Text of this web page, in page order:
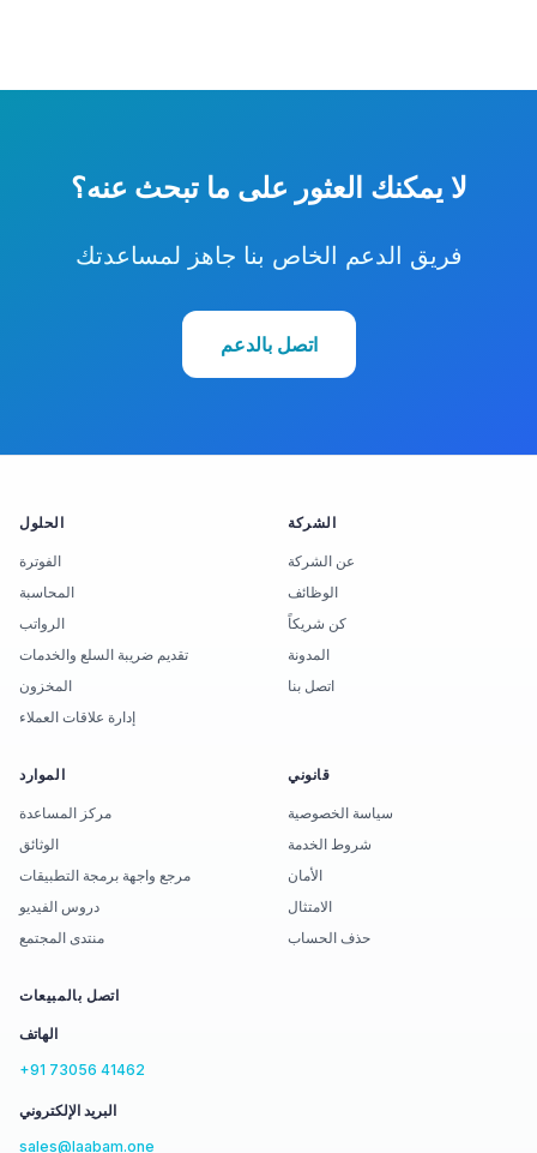
لا يمكنك العثور على ما تبحث عنه؟
فريق الدعم الخاص بنا جاهز لمساعدتك
اتصل بالدعم
الحلول
الفوترة
المحاسبة
الرواتب
تقديم ضريبة السلع والخدمات
المخزون
إدارة علاقات العملاء
الشركة
عن الشركة
الوظائف
كن شريكاً
المدونة
اتصل بنا
الموارد
مركز المساعدة
الوثائق
مرجع واجهة برمجة التطبيقات
دروس الفيديو
منتدى المجتمع
قانوني
سياسة الخصوصية
شروط الخدمة
الأمان
الامتثال
حذف الحساب
اتصل بالمبيعات
الهاتف
+91 73056 41462
البريد الإلكتروني
sales@laabam.one